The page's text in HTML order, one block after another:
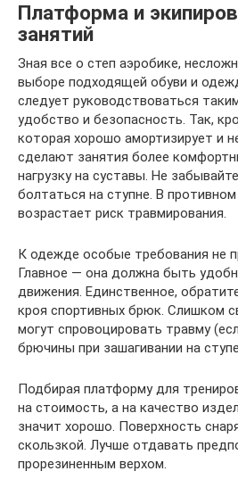
Платформа и
занятий
Зная все о степ аэробике,
выборе подходящей обуви и
следует руководствоваться
удобство и безопасность. Так,
которая хорошо амортизирует и
сделают занятия более
нагрузку на суставы. Не
болтаться на ступне. В
возрастает риск травмирования.
К одежде особые требования не
Главное — она должна быть
движения. Единственное,
кроя спортивных брюк. Слишком
могут спровоцировать травму
брючины при зашагивании на
Подбирая платформу для
на стоимость, а на качество
значит хорошо. Поверхность
скользкой. Лучше отдавать
прорезиненным верхом.